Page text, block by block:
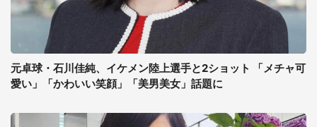
元卓球・石川佳純、イケメン陸上選手と2ショット 「メチャ可
愛い」「かわいい笑顔」「美男美女」話題に